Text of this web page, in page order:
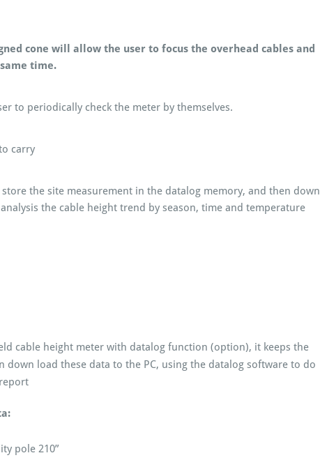
cone will allow the user to focus the overhead cables and
time.
to periodically check the meter by themselves.
carry
the site measurement in the datalog memory, and then down
the cable height trend by season, time and temperature
cable height meter with datalog function (option), it keeps the
down load these data to the PC, using the datalog software to do
pole 210”